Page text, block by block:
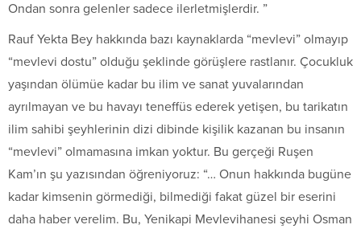
Ondan sonra gelenler sadece ilerletmişlerdir. ”
Rauf Yekta Bey hakkında bazı kaynaklarda “mevlevi” olmayıp
“mevlevi dostu” olduğu şeklinde görüşlere rastlanır. Çocukluk
yaşından ölümüe kadar bu ilim ve sanat yuvalarından
ayrılmayan ve bu havayı teneffüs ederek yetişen, bu tarikatın
ilim sahibi şeyhlerinin dizi dibinde kişilik kazanan bu insanın
“mevlevi” olmamasına imkan yoktur. Bu gerçeği Ruşen
Kam’ın şu yazısından öğreniyoruz: “… Onun hakkında bugüne
kadar kimsenin görmediği, bilmediği fakat güzel bir eserini
daha haber verelim. Bu, Yenikapi Mevlevihanesi şeyhi Osman